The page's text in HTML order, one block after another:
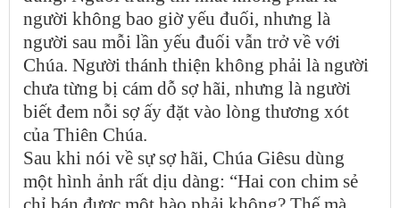
người không bao giờ yếu đuối, nhưng là
người sau mỗi lần yếu đuối vẫn trở về với
Chúa. Người thánh thiện không phải là người
chưa từng bị cám dỗ sợ hãi, nhưng là người
biết đem nỗi sợ ấy đặt vào lòng thương xót
của Thiên Chúa.
Sau khi nói về sự sợ hãi, Chúa Giêsu dùng
một hình ảnh rất dịu dàng: “Hai con chim sẻ